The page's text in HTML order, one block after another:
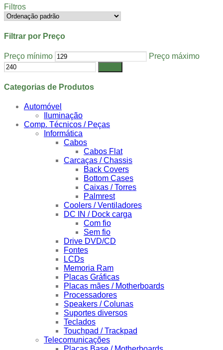
Filtros
Filtrar por Preço
Preço mínimo Preço máximo
Categorias de Produtos
Automóvel
Iluminação
Comp. Técnicos / Peças
Informática
Cabos
Cabos Flat
Carcaças / Chassis
Back Covers
Bottom Cases
Caixas / Torres
Palmrest
Coolers / Ventiladores
DC IN / Dock carga
Com fio
Sem fio
Drive DVD/CD
Fontes
LCDs
Memoria Ram
Placas Gráficas
Placas mães / Motherboards
Processadores
Speakers / Colunas
Suportes diversos
Teclados
Touchpad / Trackpad
Telecomunicações